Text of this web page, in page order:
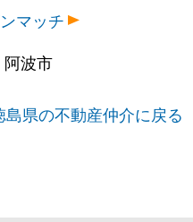
マッチ
阿波市
島県の不動産仲介に戻る